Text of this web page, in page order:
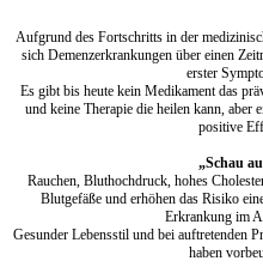
Aufgrund des Fortschritts in der
sich Demenzerkrankungen über einen
erster
Es gibt bis heute kein Medikament das
und keine Therapie die heilen kann, aber
positive
„Schau
Rauchen, Bluthochdruck, hohes
Blutgefäße und erhöhen das Risiko
Erkrankung im
Gesunder Lebensstil und bei auftretenden
haben